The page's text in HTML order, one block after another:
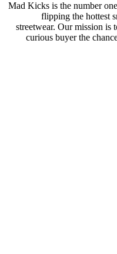
Mad Kicks is the number
flipping the hottest
streetwear. Our mission is
curious buyer the